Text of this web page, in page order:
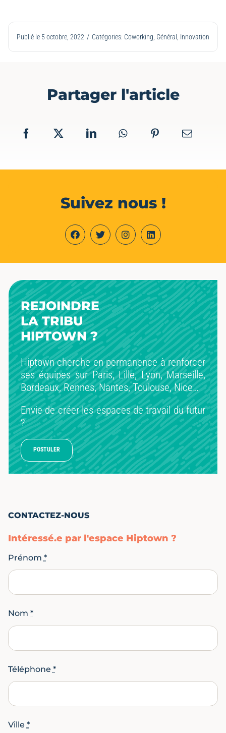
Publié le 5 octobre, 2022 / Catégories: Coworking Général Innovation
Partager l'article
Suivez nous !
REJOINDRE
LA TRIBU
HIPTOWN ?
Hiptown cherche en permanence à renforcer
ses équipes sur Paris, Lille, Lyon, Marseille,
Bordeaux, Rennes, Nantes, Toulouse, Nice…
Envie de créer les espaces de travail du futur
?
POSTULER
CONTACTEZ-NOUS
Intéressé.e par l'espace Hiptown ?
Prénom *
Nom *
Téléphone *
Ville *